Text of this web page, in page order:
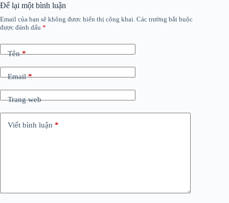
Để lại một bình luận
Email của bạn sẽ không được hiển thị công khai. Các trường bắt buộc
được đánh dấu *
Tên*
Email*
Trang web
Viết bình luận *